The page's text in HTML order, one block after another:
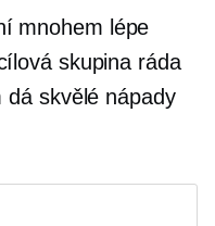
mnohem lépe
skupina ráda
dá skvělé nápady